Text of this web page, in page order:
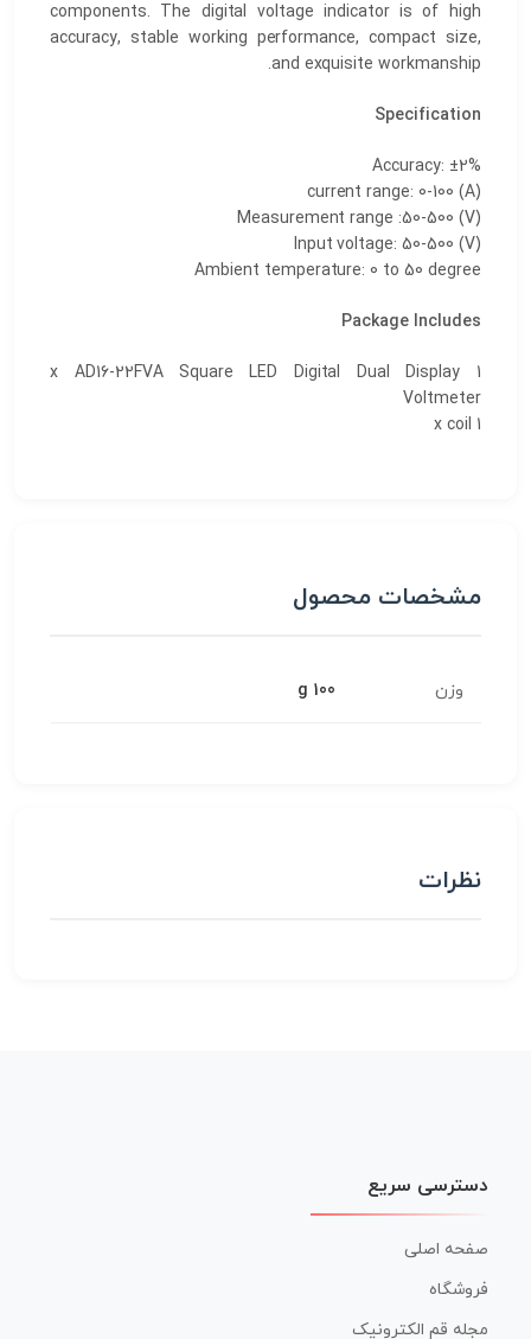
components. The digital voltage indicator is of high
accuracy, stable working performance, compact size,
and exquisite workmanship.
Specification
Accuracy: ±2%
current range: 0-100 (A)
Measurement range :50-500 (V)
Input voltage: 50-500 (V)
Ambient temperature: 0 to 50 degree
Package Includes
1 x AD16-22FVA Square LED Digital Dual Display
Voltmeter
1 x coil
مشخصات محصول
وزن 100 g
نظرات
دسترسی سریع
صفحه اصلی
فروشگاه
مجله قم الکترونیک